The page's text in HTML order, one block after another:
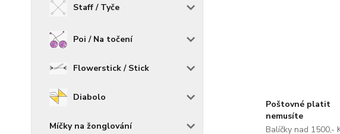
Staff / Tyče
Poi / Na točení
Flowerstick / Stick
Diabolo
Míčky na žonglování
Poštovné platit
nemusíte
Balíčky nad 1500,-